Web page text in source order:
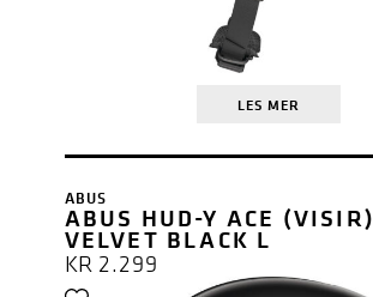
LES MER
ABUS
ABUS HUD-Y ACE (VISIR)
VELVET BLACK L
KR2.299